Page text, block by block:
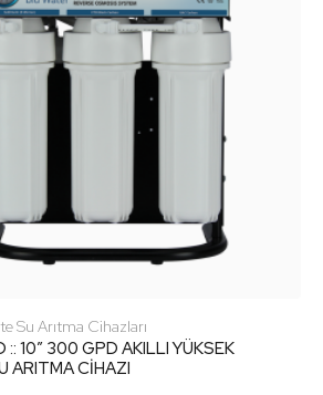
Su Arıtma Cihazları
10″ 300 GPD AKILLI YÜKSEK
ARITMA CİHAZI